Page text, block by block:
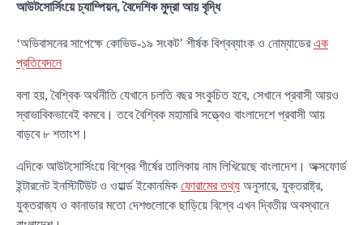
আউটসোর্সিংয়ে চ্যাম্পিয়ন, বৈদেশিক মুদ্রা আয় বৃদ্ধি
‘অভিবাসনের সাপেক্ষে কোভিড-১৯ সংকট’ শীর্ষক বিশ্বব্যাংক ও নোম্যাডেরএক
প্রতিবেদনে
বলা হয়, বৈশ্বিক অর্থনীতি যেখানে চলতি বছর সংকুচিত হবে, সেখানে প্রবাসী আয়ও
স্বাভাবিকভাবেই কমবে। তবে বৈশ্বিক মহামারি সত্ত্বেও বাংলাদেশে প্রবাসী আয়
বাড়বে ৮ শতাংশ।
এদিকে আউটসোর্সিংয়ে বিশ্বের শীর্ষের তালিকায় নাম লিখিয়েছে বাংলাদেশ। অক্সফোর্ড
ইন্টারনেট ইনস্টিটিউট ও ওয়ার্ল্ড ইকোনমিক ফোরামের তথ্য অনুসারে, যুক্তরাষ্ট্র,
যুক্তরাজ্য ও কানাডার মতো দেশগুলোকে ছাড়িয়ে বিশ্বে এখন দ্বিতীয় অবস্থানে